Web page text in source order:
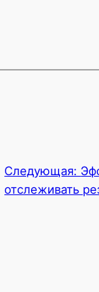
Следующая:
отслеживать